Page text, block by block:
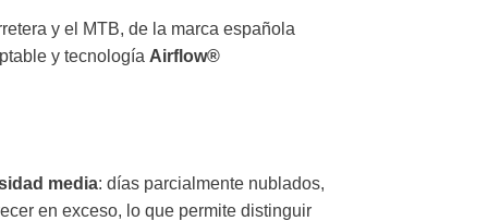
y el MTB, de la marca española
y tecnología Airflow®
media: días parcialmente nublados,
en exceso, lo que permite distinguir